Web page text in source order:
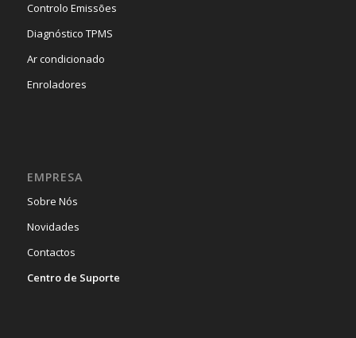
Controlo Emissões
Diagnóstico TPMS
Ar condicionado
Enroladores
EMPRESA
Sobre Nós
Novidades
Contactos
Centro de Suporte